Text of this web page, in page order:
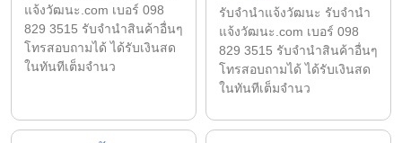
แจ้งวัฒนะ.com เบอร์ 098
829 3515 รับจำนำสินค้าอื่นๆ
โทรสอบถามได้ ได้รับเงินสด
ในทันทีเต็มจำนว
รับจํานําแจ้งวัฒนะ รับจํานํา
แจ้งวัฒนะ.com เบอร์ 098
829 3515 รับจำนำสินค้าอื่นๆ
โทรสอบถามได้ ได้รับเงินสด
ในทันทีเต็มจำนว